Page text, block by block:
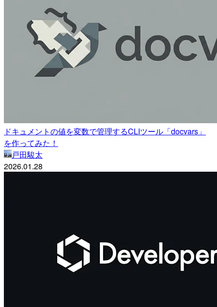
ドキュメントの値を変数で管理するCLIツール「docvars」
を作ってみた！
戸田駿太
2026.01.28